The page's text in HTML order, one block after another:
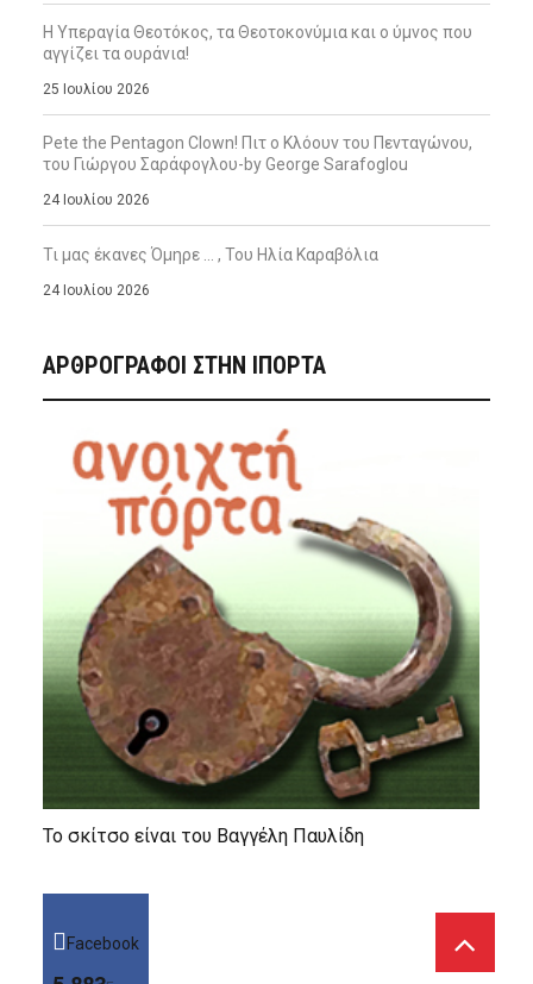
Η Υπεραγία Θεοτόκος, τα Θεοτοκονύμια και ο ύμνος που
αγγίζει τα ουράνια!
25 Ιουλίου 2026
Pete the Pentagon Clown! Πιτ ο Κλόουν του Πενταγώνου,
του Γιώργου Σαράφογλου-by George Sarafoglou
24 Ιουλίου 2026
Τι μας έκανες Όμηρε … , Του Ηλία Καραβόλια
24 Ιουλίου 2026
ΑΡΘΡΟΓΡΑΦΟΙ ΣΤΗΝ IΠΟΡΤΑ
Το σκίτσο είναι του Βαγγέλη Παυλίδη
Facebook